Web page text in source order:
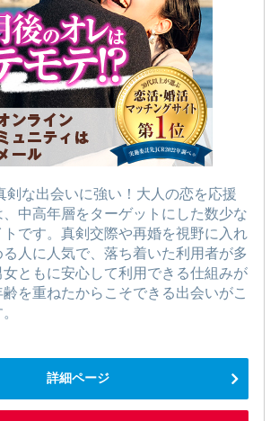
剣な出会いに強い！大人の恋を応援
中高年層をターゲットにした数少な
です。真剣交際や再婚を視野に入れ
人に人気で、落ち着いた利用者が多
ともに安心して利用できる仕組みが
を重ねたからこそできる出会いがこ
詳細ページ